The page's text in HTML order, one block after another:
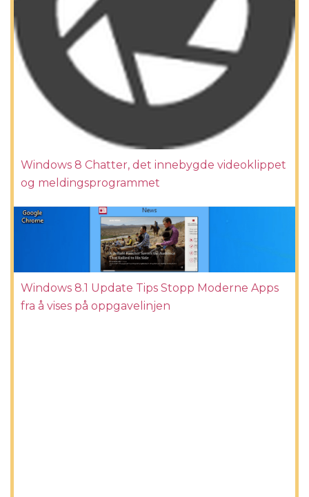
Windows 8 Chatter, det innebygde videoklippet
og meldingsprogrammet
Windows 8.1 Update Tips Stopp Moderne Apps
fra å vises på oppgavelinjen